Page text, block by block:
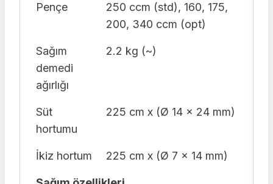
Pençe
250 ccm (std), 160, 175,
200, 340 ccm (opt)
Sağım
demedi
ağırlığı
2.2 kg (~)
Süt
hortumu
225 cm x (Ø 14 x 24 mm)
İkiz hortum 225 cm x (Ø 7 x 14 mm)